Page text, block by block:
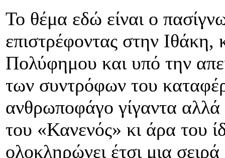
Το θέμα εδώ είναι ο
επιστρέφοντας στην
Πολύφημου και υπό την
των συντρόφων του
ανθρωποφάγο γίγαντα αλλά
του «Κανενός» κι άρα του
ολοκληρώνει έτσι μια